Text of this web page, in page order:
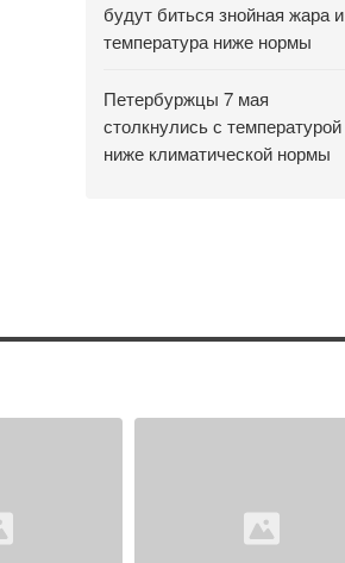
будут биться знойная жара и
температура ниже нормы
Петербуржцы 7 мая
столкнулись с температурой
ниже климатической нормы